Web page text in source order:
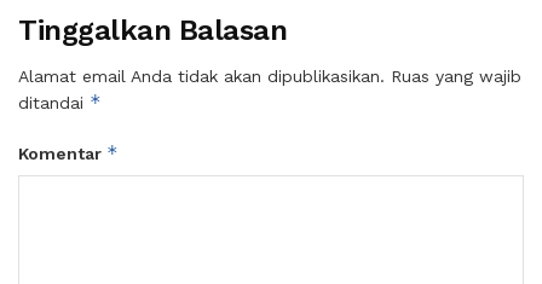
Tinggalkan Balasan
Alamat email Anda tidak akan dipublikasikan. Ruas yang wajib
ditandai *
Komentar *